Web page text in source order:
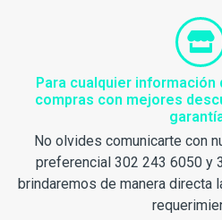
Para cualquier
compras con mejores
No olvides comunicarte con
preferencial 302 243 6050 y
brindaremos de manera directa